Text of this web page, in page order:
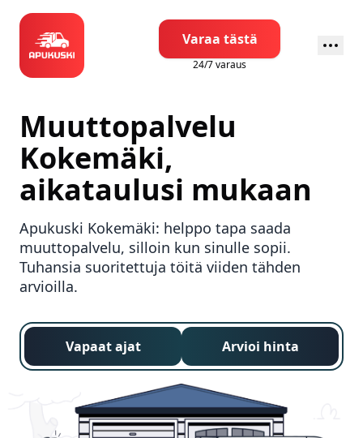
Varaa tästä
24/7 varaus
Muuttopalvelu
Kokemäki,
aikataulusi mukaan
Apukuski Kokemäki: helppo tapa saada
muuttopalvelu, silloin kun sinulle sopii.
Tuhansia suoritettuja töitä viiden tähden
arvioilla.
Vapaat ajat Arvioi hinta